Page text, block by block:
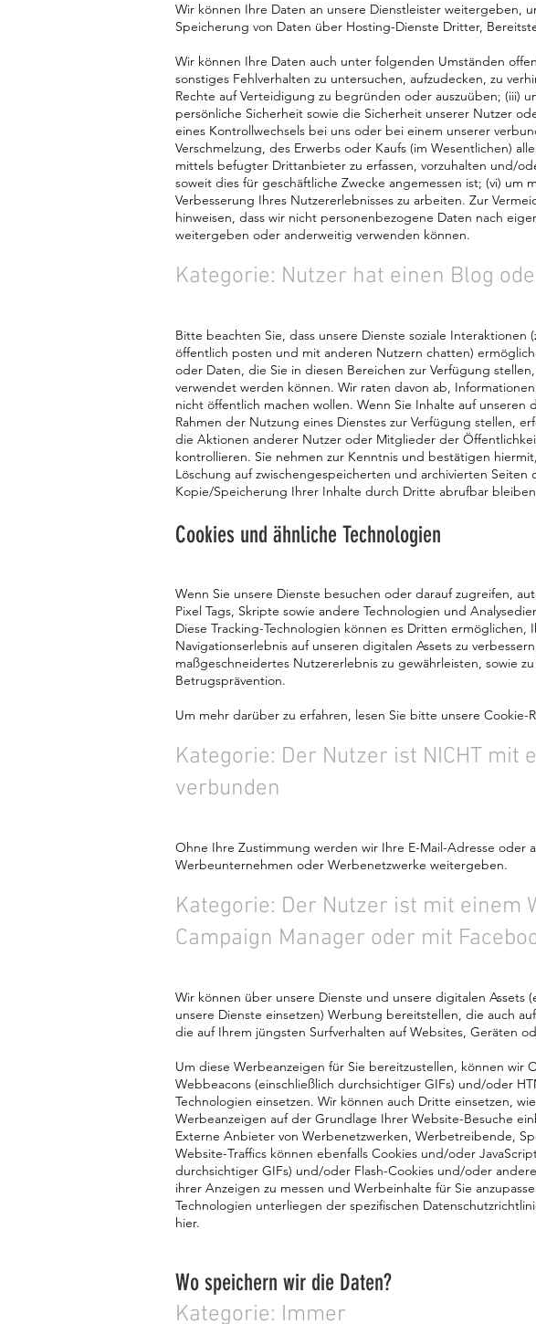
Wir können Ihre Daten an unsere Dienstleister weitergeben,
Speicherung von Daten über Hosting-Dienste Dritter,
Wir können Ihre Daten auch unter folgenden Umständen
sonstiges Fehlverhalten zu untersuchen, aufzudecken, zu
Rechte auf Verteidigung zu begründen oder auszuüben; (iii)
persönliche Sicherheit sowie die Sicherheit unserer Nutzer
eines Kontrollwechsels bei uns oder bei einem unserer
Verschmelzung, des Erwerbs oder Kaufs (im Wesentlichen)
mittels befugter Drittanbieter zu erfassen, vorzuhalten und/
soweit dies für geschäftliche Zwecke angemessen ist; (vi) um
Verbesserung Ihres Nutzererlebnisses zu arbeiten. Zur
hinweisen, dass wir nicht personenbezogene Daten nach
weitergeben oder anderweitig verwenden können.
Kategorie: Nutzer hat einen Blog
Bitte beachten Sie, dass unsere Dienste soziale
öffentlich posten und mit anderen Nutzern chatten)
oder Daten, die Sie in diesen Bereichen zur Verfügung
verwendet werden können. Wir raten davon ab,
nicht öffentlich machen wollen. Wenn Sie Inhalte auf
Rahmen der Nutzung eines Dienstes zur Verfügung stellen,
die Aktionen anderer Nutzer oder Mitglieder der
kontrollieren. Sie nehmen zur Kenntnis und bestätigen
Löschung auf zwischengespeicherten und archivierten
Kopie/Speicherung Ihrer Inhalte durch Dritte abrufbar
Cookies und ähnliche Technologien
Wenn Sie unsere Dienste besuchen oder darauf zugreifen,
Pixel Tags, Skripte sowie andere Technologien und
Diese Tracking-Technologien können es Dritten ermöglichen,
Navigationserlebnis auf unseren digitalen Assets zu
maßgeschneidertes Nutzererlebnis zu gewährleisten, sowie
Betrugsprävention.
Um mehr darüber zu erfahren, lesen Sie bitte unsere Cookie-
Kategorie: Der Nutzer ist NICHT mit
verbunden
Ohne Ihre Zustimmung werden wir Ihre E-Mail-Adresse oder
Werbeunternehmen oder Werbenetzwerke weitergeben.
Kategorie: Der Nutzer ist mit einem
Campaign Manager oder mit
Wir können über unsere Dienste und unsere digitalen Assets
unsere Dienste einsetzen) Werbung bereitstellen, die auch
die auf Ihrem jüngsten Surfverhalten auf Websites, Geräten
Um diese Werbeanzeigen für Sie bereitzustellen, können wir
Webbeacons (einschließlich durchsichtiger GIFs) und/oder
Technologien einsetzen. Wir können auch Dritte einsetzen,
Werbeanzeigen auf der Grundlage Ihrer Website-Besuche
Externe Anbieter von Werbenetzwerken, Werbetreibende,
Website-Traffics können ebenfalls Cookies und/oder
durchsichtiger GIFs) und/oder Flash-Cookies und/oder
ihrer Anzeigen zu messen und Werbeinhalte für Sie
Technologien unterliegen der spezifischen
hier.
Wo speichern wir die Daten?
Kategorie: Immer